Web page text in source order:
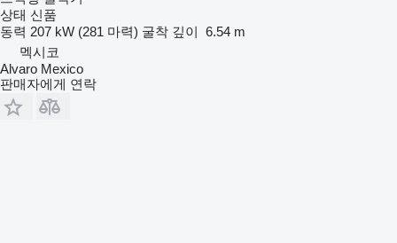
상태 신품
동력 207 kW (281 마력) 굴착 깊이 6.54 m
멕시코
Alvaro Mexico
판매자에게 연락